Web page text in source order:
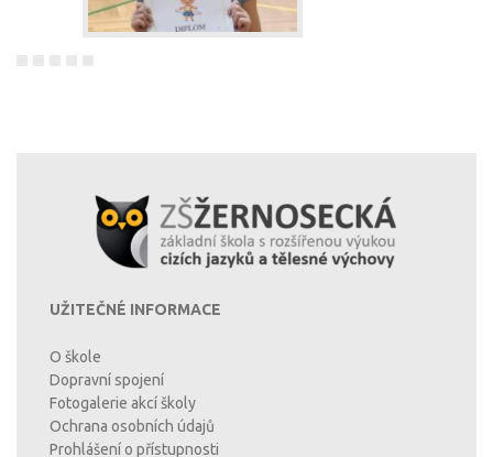
UŽITEČNÉ INFORMACE
O škole
Dopravní spojení
Fotogalerie akcí školy
Ochrana osobních údajů
Prohlášení o přístupnosti